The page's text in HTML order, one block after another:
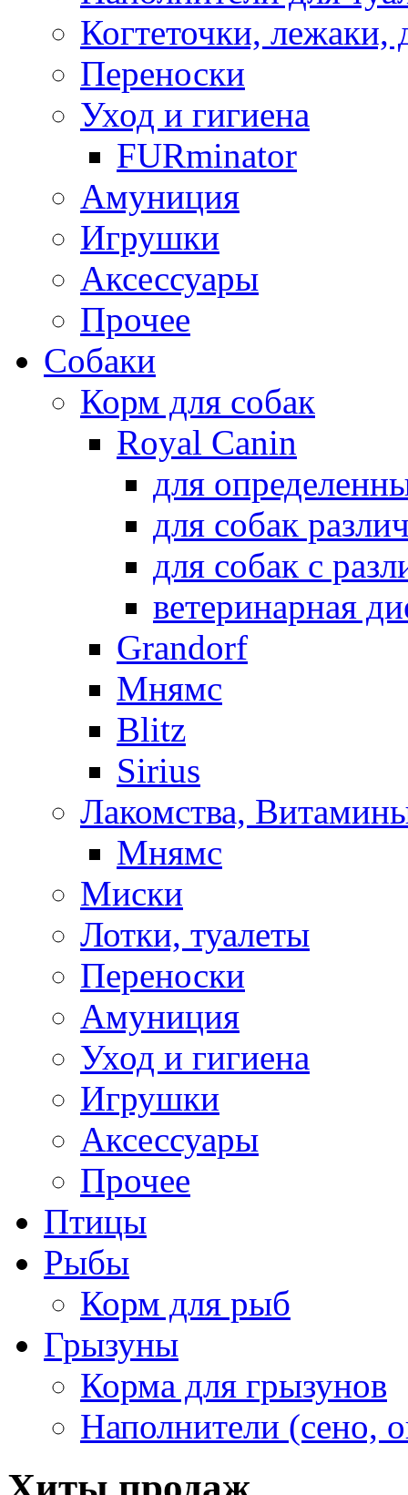
Когтеточки, лежаки,
Переноски
Уход и гигиена
FURminator
Амуниция
Игрушки
Аксессуары
Прочее
Собаки
Корм для собак
Royal Canin
для
для собак
для собак с
ветеринарная
Grandorf
Мнямс
Blitz
Sirius
Лакомства,
Мнямс
Миски
Лотки, туалеты
Переноски
Амуниция
Уход и гигиена
Игрушки
Аксессуары
Прочее
Птицы
Рыбы
Корм для рыб
Грызуны
Корма для грызунов
Наполнители (сено,